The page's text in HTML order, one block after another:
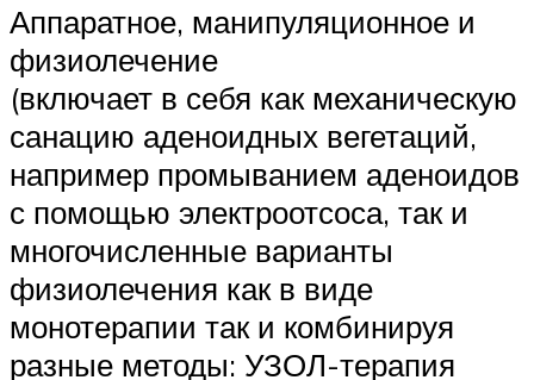
Аппаратное, манипуляционное и
физиолечение
(включает в себя как механическую
санацию аденоидных вегетаций,
например промыванием аденоидов
с помощью электроотсоса, так и
многочисленные варианты
физиолечения как в виде
монотерапии так и комбинируя
разные методы: УЗОЛ-терапия